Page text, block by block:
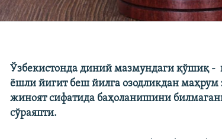
Ўзбекистонда диний мазмундаги қўшиқ -
ёшли йигит беш йилга озодликдан маҳрум
жиноят сифатида баҳоланишини
сўраяпти.